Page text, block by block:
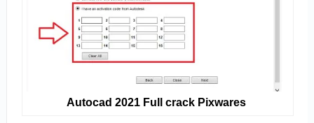
Autocad 2021 Full crack Pixwares